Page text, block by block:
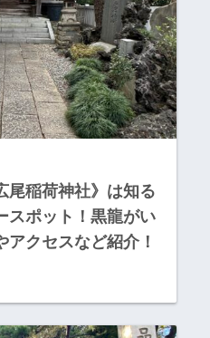
尾稲荷神社》は知る
スポット！黒龍がい
アクセスなど紹介！